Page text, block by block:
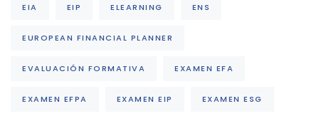
EIA EIP ELEARNING ENS
EUROPEAN FINANCIAL PLANNER
EVALUACIÓN FORMATIVA EXAMEN EFA
EXAMEN EFPA EXAMEN EIP EXAMEN ESG